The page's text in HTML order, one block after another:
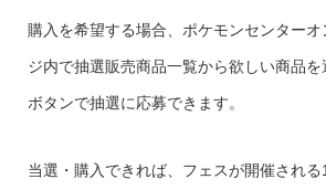
購入を希望する場合、ポケモンセンター
ジ内で抽選販売商品一覧から欲しい商品を
ボタンで抽選に応募できます。
当選・購入できれば、フェスが開催され